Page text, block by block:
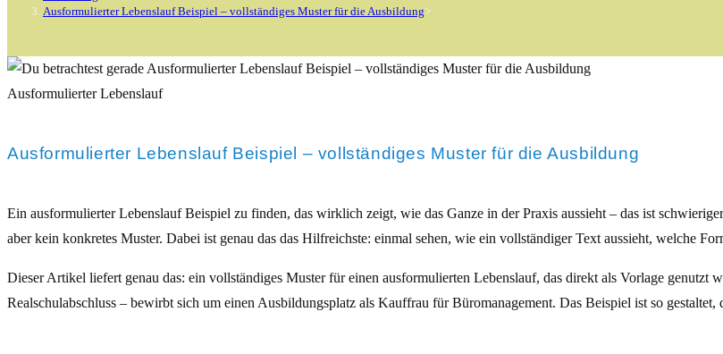
Ausformulierter Lebenslauf Beispiel – vollständiges Muster für die Ausbildung>
Ausformulierter Lebenslauf
Ausformulierter Lebenslauf Beispiel – vollständiges Muster für die Ausbildung
Ein ausformulierter Lebenslauf Beispiel zu finden, das wirklich zeigt, wie das Ganze in der Praxis aussieht – das ist
aber kein konkretes Muster. Dabei ist genau das das Hilfreichste: einmal sehen, wie ein vollständiger Text aussieht, welche
Dieser Artikel liefert genau das: ein vollständiges Muster für einen ausformulierten Lebenslauf, das direkt als Vorlage
Realschulabschluss – bewirbt sich um einen Ausbildungsplatz als Kauffrau für Büromanagement. Das Beispiel ist so gestaltet,